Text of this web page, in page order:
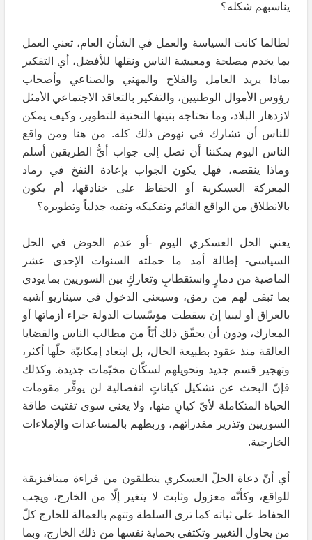
يناسبهم شكله؟
لطالما كانت السياسة والعمل في الشأن العام، تعني العمل
بما يخدم مصلحة ومعيشة الناس ونقلها للأفضل، أي التفكير
بماذا يريد العامل والفلاح والمهني والصناعي وأصحاب
رؤوس الأموال الوطنيين، والتفكير بالتعاقد الاجتماعي الأمثل
لازدهار البلاد، وما تحتاجه بنيتها التحتية للتطوير، وكيف يمكن
للناس أن تشارك في نهوض ذلك كله. من هنا ومن واقع
الناس اليوم يمكننا أن نصل إلى جواب أيُّ الطريقين أسلم
وماذا ينقصه، فهل يكون الجواب بإعادة النفخ في رماد
المعركة العسكرية أو الحفاظ على خنادقها، أم يكون
بالانطلاق من الواقع القائم وتفكيكه ونفيه جدلياً وتطويره؟
يعني الحل العسكري اليوم -أو عدم الخوض في الحل
السياسي- إطالة أمد ما حملته السنوات الإحدى عشر
الماضية من دمارٍ واستقطابٍ وتعاركٍ بين السوريين بما يودي
بما تبقى لهم من رمق، وسيعني الدخول في سيناريو أشبه
بالعراق أو ليبيا إن سقطت مؤسّسات الدولة جراء أزماتها أو
المعارك، ودون أن يحقّق ذلك أيّاً من مطالب الناس والقضايا
العالقة منذ عقود بطبيعة الحال، بل ابتعاد إمكانيّة حلّها أكثر،
وتهجير قسم جديد وتحويلهم لسكّان مخيّمات جديدة. وكذلك
فإنّ البحث عن تشكيل كياناتٍ انفصالية لن يوفِّر مقومات
الحياة المتكاملة لأيّ كيانٍ منها، ولا يعني سوى تفتيت طاقة
السوريين وتذرير مقدراتهم، وربطهم بالمساعدات والإملاءات
الخارجية.
أي أنّ دعاة الحلّ العسكري ينطلقون من قراءة ميتافيزيقة
للواقع، وكأنّه معزول وثابت لا يتغير إلّا من الخارج، ويجب
الحفاظ على ثباته كما ترى السلطة وتتهم بالعمالة للخارج كلّ
من يحاول التغيير وتكتفي بحماية نفسها من ذلك الخارج، وبما